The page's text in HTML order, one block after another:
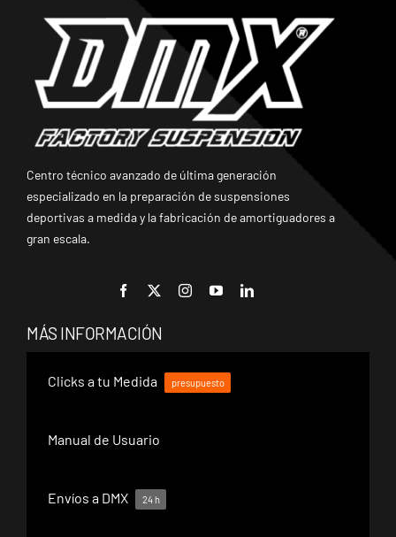
Centro técnico avanzado de última generación
especializado en la preparación de suspensiones
deportivas a medida y la fabricación de amortiguadores a
gran escala.
MÁS INFORMACIÓN
Clicks a tu Medida presupuesto
Manual de Usuario
Envíos a DMX 24 h